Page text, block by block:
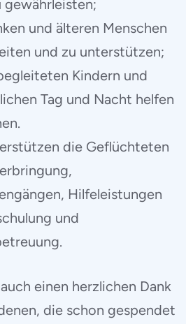
gewährleisten;
und älteren Menschen
und zu unterstützen;
Kindern und
Tag und Nacht helfen
die Geflüchteten
Hilfeleistungen
und
einen herzlichen Dank
die schon gespendet